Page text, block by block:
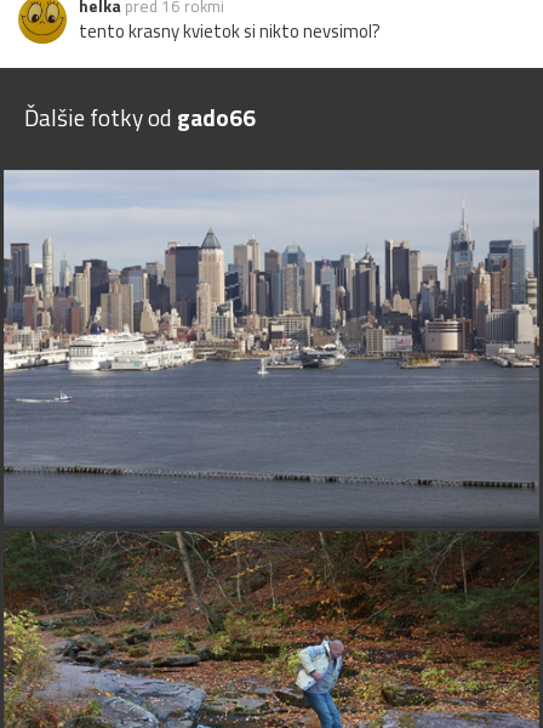
helka pred 16 rokmi
tento krasny kvietok si nikto nevsimol?
Ďalšie fotky od gado66